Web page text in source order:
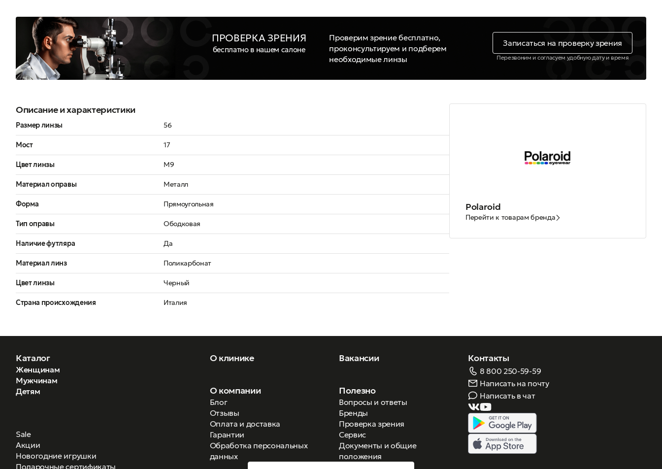
ПРОВЕРКА ЗРЕНИЯ
бесплатно в нашем салоне
Проверим зрение бесплатно,
проконсультируем и подберем
необходимые линзы
Записаться на проверку зрения
Перезвоним и согласуем удобную дату и время
Описание и характеристики
Размер линзы 56
Мост 17
Цвет линзы M9
Материал оправы Металл
Форма Прямоугольная
Тип оправы Ободковая
Наличие футляра Да
Материал линз Поликарбонат
Цвет линзы Черный
Страна происхождения Италия
Polaroid
Перейти к товарам бренда
Каталог
Женщинам
Мужчинам
Детям
Sale
Акции
Новогодние игрушки
Подарочные сертификаты
О клинике Вакансии
О компании
Блог
Отзывы
Оплата и доставка
Гарантии
Обработка персональных
данных
Полезно
Вопросы и ответы
Бренды
Проверка зрения
Сервис
Документы и общие
положения
Контакты
8 800 250-59-59
Написать на почту
Написать в чат